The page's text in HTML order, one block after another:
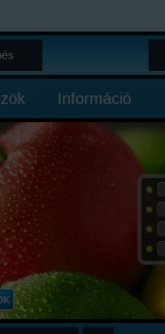
Információ